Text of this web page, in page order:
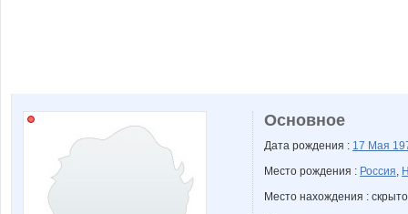
Основное
Дата рождения : 17 Мая
Место рождения : Россия,
Место нахождения : скрыто